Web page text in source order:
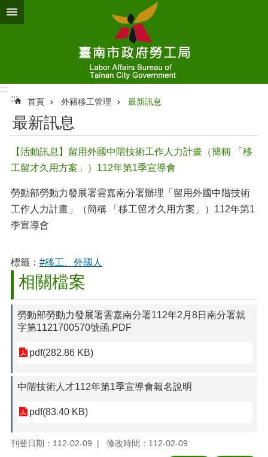
跳到主要內容區塊
:::
:::
首頁 外籍移工管理 最新訊息
最新訊息
【活動訊息】留用外國中階技術工作人力計畫（簡稱 「移
工留才久用方案」）112年第1季宣導會
勞動部勞動力發展署雲嘉南分署辦理「留用外國中階技術
工作人力計畫」（簡稱 「移工留才久用方案」）112年第1
季宣導會
標籤： #移工、外國人
相關檔案
勞動部勞動力發展署雲嘉南分署112年2月8日南分署就
字第1121700570號函.PDF
pdf(282.86 KB)
中階技術人才112年第1季宣導會報名說明
pdf(83.40 KB)
刊登日期：112-02-09 修改時間：112-02-09